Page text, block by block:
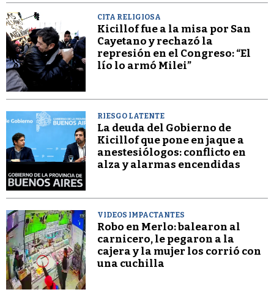
CITA RELIGIOSA
Kicillof fue a la misa por San
Cayetano y rechazó la
represión en el Congreso: “El
lío lo armó Milei”
RIESGO LATENTE
La deuda del Gobierno de
Kicillof que pone en jaque a
anestesiólogos: conflicto en
alza y alarmas encendidas
VIDEOS IMPACTANTES
Robo en Merlo: balearon al
carnicero, le pegaron a la
cajera y la mujer los corrió con
una cuchilla